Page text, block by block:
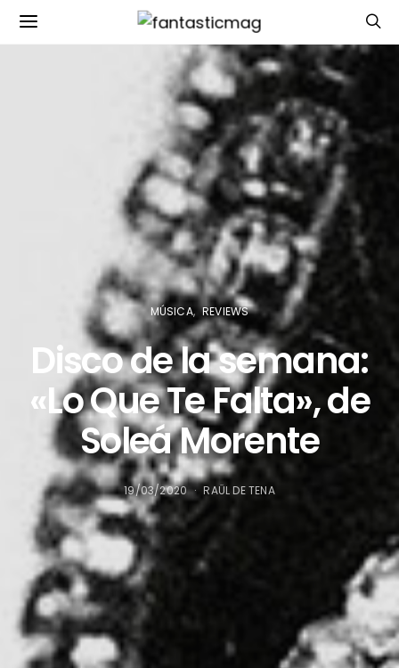
MÚSICA REVIEWS
Disco de la semana:
«Lo Que Te Falta», de
Soleá Morente
19/03/2020 RAÜL DE TENA